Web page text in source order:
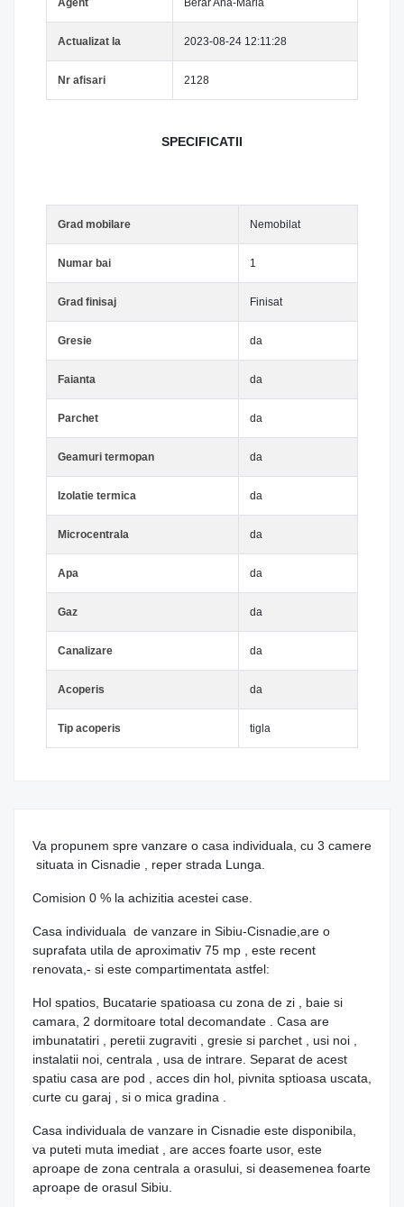
Actualizat la 2023-08-24 12:11:28
Nr afisari 2128
SPECIFICATII
Grad mobilare Nemobilat
Numar bai 1
Grad finisaj Finisat
Gresie da
Faianta da
Parchet da
Geamuri termopan da
Izolatie termica da
Microcentrala da
Apa da
Gaz da
Canalizare da
Acoperis da
Tip acoperis tigla
Va propunem spre vanzare o casa individuala, cu 3 camere
situata in Cisnadie , reper strada Lunga.
Comision 0 % la achizitia acestei case.
Casa individuala de vanzare in Sibiu-Cisnadie,are o
suprafata utila de aproximativ 75 mp , este recent
renovata,- si este compartimentata astfel:
Hol spatios, Bucatarie spatioasa cu zona de zi , baie si
camara, 2 dormitoare total decomandate . Casa are
imbunatatiri , peretii zugraviti , gresie si parchet , usi noi ,
instalatii noi, centrala , usa de intrare. Separat de acest
spatiu casa are pod , acces din hol, pivnita sptioasa uscata,
curte cu garaj , si o mica gradina .
Casa individuala de vanzare in Cisnadie este disponibila,
va puteti muta imediat , are acces foarte usor, este
aproape de zona centrala a orasului, si deasemenea foarte
aproape de orasul Sibiu.